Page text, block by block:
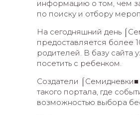
информацию о том, чем
по поиску и отбору
На сегодняшний день
предоставляется более
родителей. В базу
посетить с ребенком.
Создатели
такого портала, где
возможностью выбора